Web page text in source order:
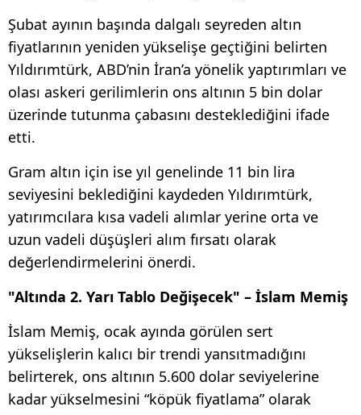
Şubat ayının başında dalgalı seyreden altın
fiyatlarının yeniden yükselişe geçtiğini belirten
Yıldırımtürk, ABD’nin İran’a yönelik yaptırımları ve
olası askeri gerilimlerin ons altının 5 bin dolar
üzerinde tutunma çabasını desteklediğini ifade
etti.
Gram altın için ise yıl genelinde 11 bin lira
seviyesini beklediğini kaydeden Yıldırımtürk,
yatırımcılara kısa vadeli alımlar yerine orta ve
uzun vadeli düşüşleri alım fırsatı olarak
değerlendirmelerini önerdi.
"Altında 2. Yarı Tablo Değişecek" – İslam Memiş
İslam Memiş, ocak ayında görülen sert
yükselişlerin kalıcı bir trendi yansıtmadığını
belirterek, ons altının 5.600 dolar seviyelerine
kadar yükselmesini “köpük fiyatlama” olarak